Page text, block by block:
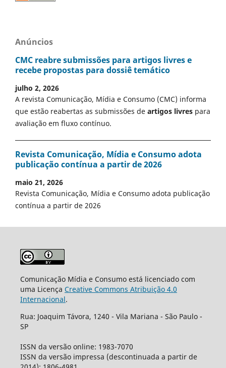
Anúncios
CMC reabre submissões para artigos livres e
recebe propostas para dossiê temático
julho 2, 2026
A revista Comunicação, Mídia e Consumo (CMC) informa
que estão reabertas as submissões de artigos livres para
avaliação em fluxo contínuo.
Revista Comunicação, Mídia e Consumo adota
publicação contínua a partir de 2026
maio 21, 2026
Revista Comunicação, Mídia e Consumo adota publicação
contínua a partir de 2026
Comunicação Mídia e Consumo está licenciado com
uma Licença Creative Commons Atribuição 4.0
Internacional.
Rua: Joaquim Távora, 1240 - Vila Mariana - São Paulo -
SP
ISSN da versão online: 1983-7070
ISSN da versão impressa (descontinuada a partir de